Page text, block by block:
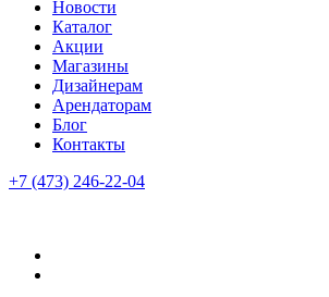
Новости
Каталог
Акции
Магазины
Дизайнерам
Арендаторам
Блог
Контакты
+7 (473) 246-22-04